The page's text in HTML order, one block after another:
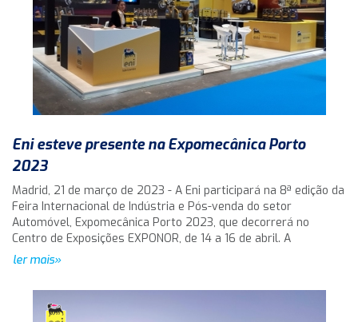
Eni esteve presente na Expomecânica Porto
2023
Madrid, 21 de março de 2023 - A Eni participará na 8ª edição da
Feira Internacional de Indústria e Pós-venda do setor
Automóvel, Expomecânica Porto 2023, que decorrerá no
Centro de Exposições EXPONOR, de 14 a 16 de abril. A
ler mais»